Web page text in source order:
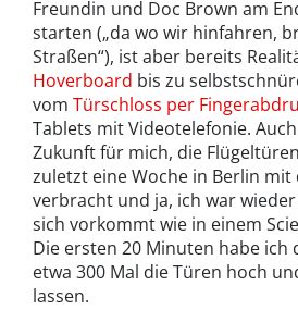
Freundin und Doc Brown am
starten („da wo wir hinfahren,
Straßen“), ist aber bereits
Hoverboard bis zu
vom Türschloss per
Tablets mit Videotelefonie.
Zukunft für mich, die
zuletzt eine Woche in Berlin mit
verbracht und ja, ich war wieder
sich vorkommt wie in einem
Die ersten 20 Minuten habe ich
etwa 300 Mal die Türen hoch
lassen.